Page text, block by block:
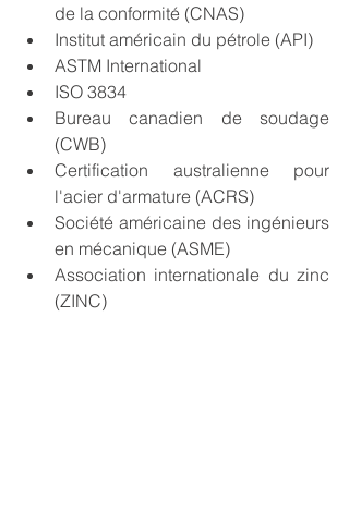
de la conformité (CNAS)
Institut américain du pétrole (API)
ASTM International
ISO 3834
Bureau canadien de soudage
(CWB)
Certification australienne pour
l'acier d'armature (ACRS)
Société américaine des ingénieurs
en mécanique (ASME)
Association internationale du zinc
(ZINC)